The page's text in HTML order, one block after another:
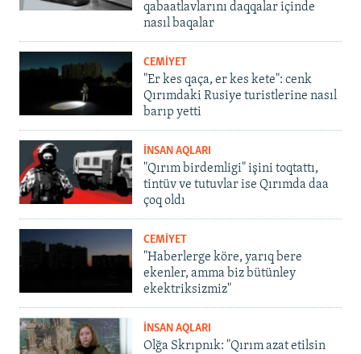
qabaatlavlarını daqqalar içinde
nasıl baqalar
CEMİYET
"Er kes qaça, er kes kete": cenk
Qırımdaki Rusiye turistlerine nasıl
barıp yetti
İNSAN AQLARI
"Qırım birdemligi" işini toqtattı,
tintüv ve tutuvlar ise Qırımda daa
çoq oldı
CEMİYET
"Haberlerge köre, yarıq bere
ekenler, amma biz bütünley
ekektriksizmiz"
İNSAN AQLARI
Olğa Skrıpnık: "Qırım azat etilsin